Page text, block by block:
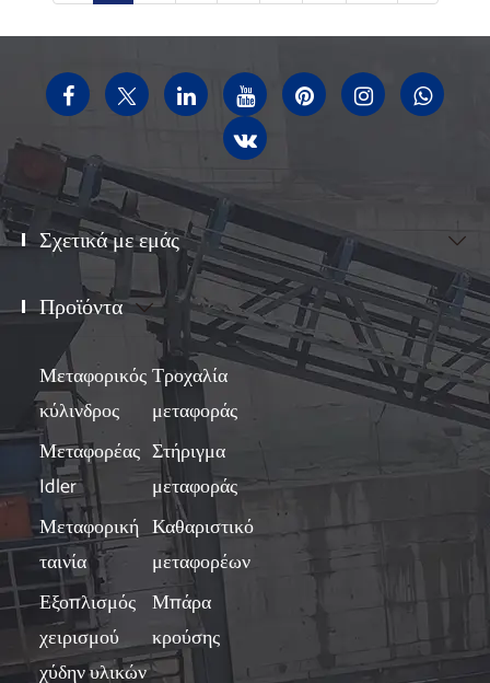
Σχετικά με εμάς 
Προϊόντα 
Μεταφορικός
κύλινδρος
Τροχαλία
μεταφοράς
Μεταφορέας
Idler
Στήριγμα
μεταφοράς
Μεταφορική
ταινία
Καθαριστικό
μεταφορέων
Εξοπλισμός
χειρισμού
χύδην υλικών
Μπάρα
κρούσης